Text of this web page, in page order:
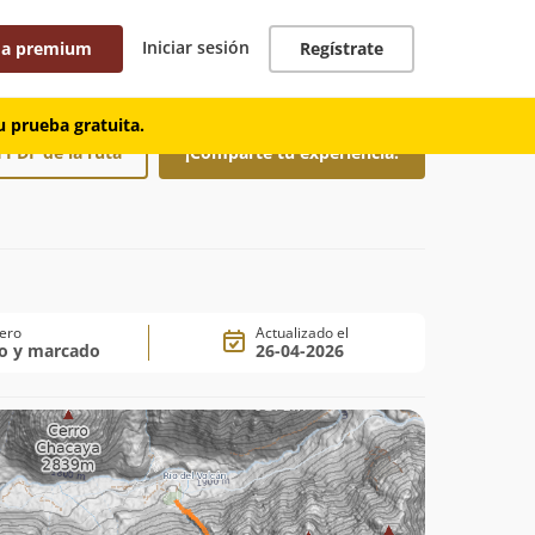
premium Iniciar sesión Regístrate
prueba gratuita.
PDF de la ruta ¡Comparte tu experiencia!
y marcado
Actualizado el
26-04-2026